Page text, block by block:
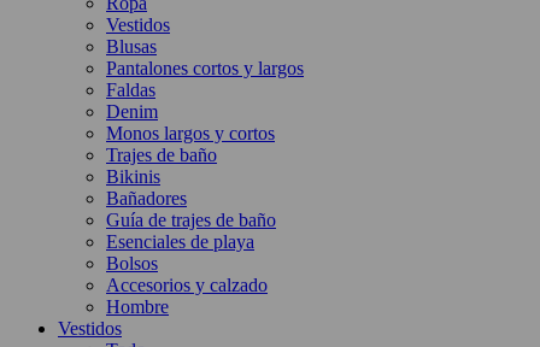
Vestidos
Blusas
Pantalones cortos y largos
Faldas
Denim
Monos largos y cortos
Trajes de baño
Bikinis
Bañadores
Guía de trajes de baño
Esenciales de playa
Bolsos
Accesorios y calzado
Hombre
Vestidos